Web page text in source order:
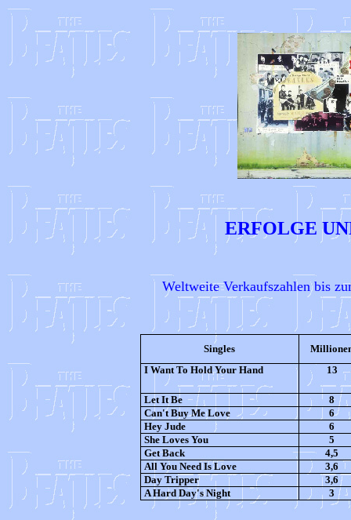
ERFOLGE
Weltweite Verkaufszahlen bis
Singles
I Want To Hold Your Hand
13
Let It Be
8
Can't Buy Me Love
6
Hey Jude
6
She Loves You
5
Get Back
4,5
All You Need Is Love
3,6
Day Tripper
3,6
A Hard Day's Night
3